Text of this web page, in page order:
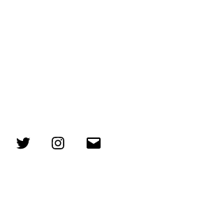
FacebookTwitter Instagram